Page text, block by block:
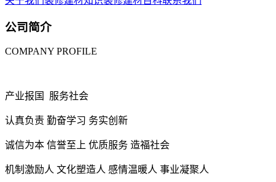
公司简介
COMPANY PROFILE
产业报国 服务社会
认真负责 勤奋学习 务实创新
诚信为本 信誉至上 优质服务 造福社会
机制激励人 文化塑造人 感情温暖人 事业凝聚人